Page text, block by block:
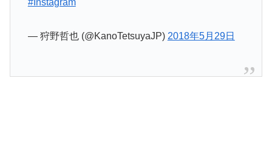
— 狩野哲也 (@KanoTetsuyaJP) 2018年5月29日